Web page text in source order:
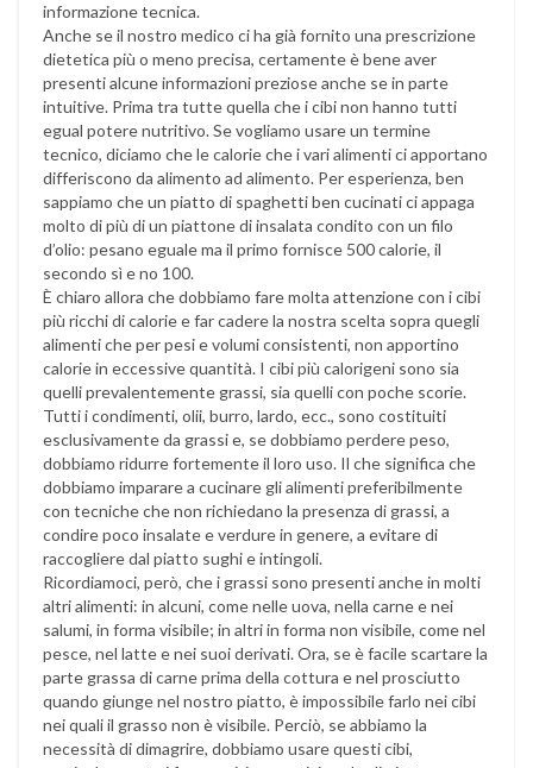
informazione tecnica.
Anche se il nostro medico ci ha già fornito una prescrizione
dietetica più o meno precisa, certamente è bene aver
presenti alcune informazioni preziose anche se in parte
intuitive. Prima tra tutte quella che i cibi non hanno tutti
egual potere nutritivo. Se vogliamo usare un termine
tecnico, diciamo che le calorie che i vari alimenti ci apportano
differiscono da alimento ad alimento. Per esperienza, ben
sappiamo che un piatto di spaghetti ben cucinati ci appaga
molto di più di un piattone di insalata condito con un filo
d’olio: pesano eguale ma il primo fornisce 500 calorie, il
secondo sì e no 100.
È chiaro allora che dobbiamo fare molta attenzione con i cibi
più ricchi di calorie e far cadere la nostra scelta sopra quegli
alimenti che per pesi e volumi consistenti, non apportino
calorie in eccessive quantità. I cibi più calorigeni sono sia
quelli prevalentemente grassi, sia quelli con poche scorie.
Tutti i condimenti, olii, burro, lardo, ecc., sono costituiti
esclusivamente da grassi e, se dobbiamo perdere peso,
dobbiamo ridurre fortemente il loro uso. Il che significa che
dobbiamo imparare a cucinare gli alimenti preferibilmente
con tecniche che non richiedano la presenza di grassi, a
condire poco insalate e verdure in genere, a evitare di
raccogliere dal piatto sughi e intingoli.
Ricordiamoci, però, che i grassi sono presenti anche in molti
altri alimenti: in alcuni, come nelle uova, nella carne e nei
salumi, in forma visibile; in altri in forma non visibile, come nel
pesce, nel latte e nei suoi derivati. Ora, se è facile scartare la
parte grassa di carne prima della cottura e nel prosciutto
quando giunge nel nostro piatto, è impossibile farlo nei cibi
nei quali il grasso non è visibile. Perciò, se abbiamo la
necessità di dimagrire, dobbiamo usare questi cibi,